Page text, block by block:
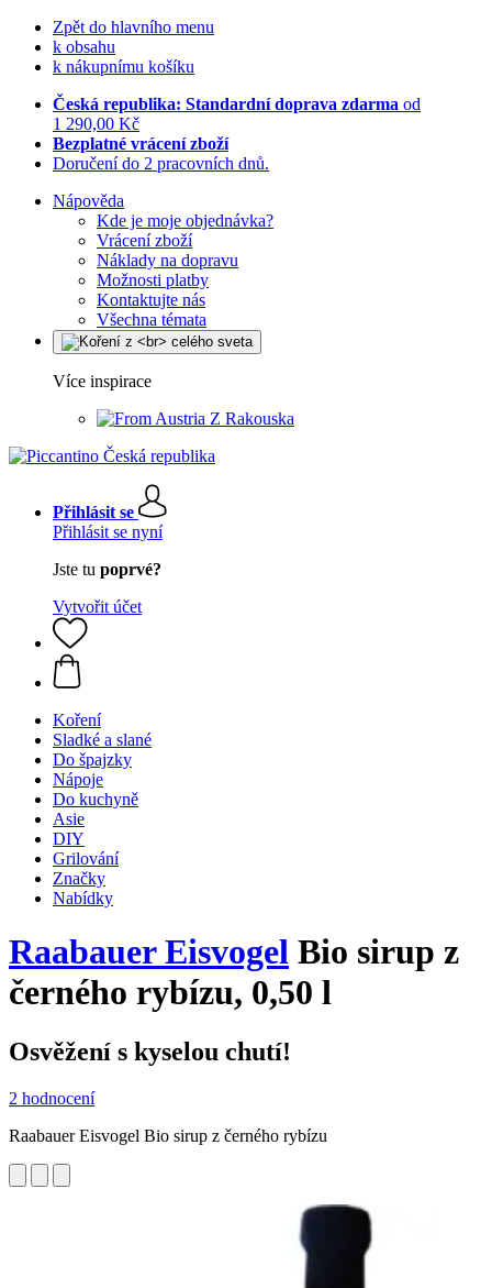
Zpět do hlavního menu
k obsahu
k nákupnímu košíku
Česká republika: Standardní doprava zdarma od
1 290,00 Kč
Bezplatné vrácení zboží
Doručení do 2 pracovních dnů.
Nápověda
Kde je moje objednávka?
Vrácení zboží
Náklady na dopravu
Možnosti platby
Kontaktujte nás
Všechna témata
Více inspirace
Z Rakouska
Přihlásit se
Přihlásit se nyní
Jste tu poprvé?
Vytvořit účet
Koření
Sladké a slané
Do špajzky
Nápoje
Do kuchyně
Asie
DIY
Grilování
Značky
Nabídky
Raabauer Eisvogel Bio sirup z
černého rybízu, 0,50 l
Osvěžení s kyselou chutí!
2 hodnocení
Raabauer Eisvogel Bio sirup z černého rybízu